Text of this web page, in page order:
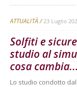
ATTUALITÀ 23 Luglio
Solfiti e
studio al
cosa cambia...
Lo studio condotto